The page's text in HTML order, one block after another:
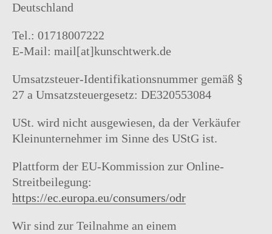
InstagramfacebookPinterestRavelry
Deutschland
Tel.: 01718007222
E-Mail: mail[at]kunschtwerk.de
Umsatzsteuer-Identifikationsnummer gemäß §
27 a Umsatzsteuergesetz: DE320553084
USt. wird nicht ausgewiesen, da der Verkäufer
Kleinunternehmer im Sinne des UStG ist.
Plattform der EU-Kommission zur Online-
Streitbeilegung:
https://ec.europa.eu/consumers/odr
Wir sind zur Teilnahme an einem